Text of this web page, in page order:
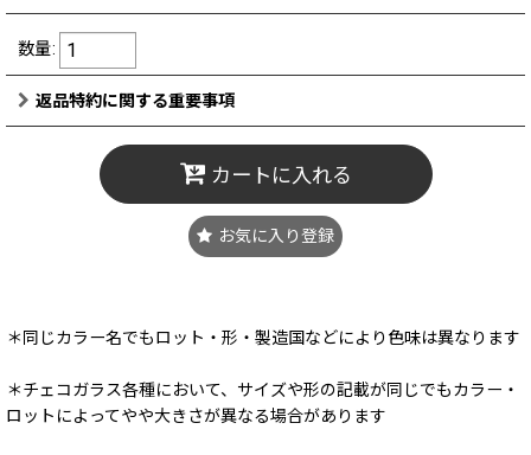
数量:
返品特約に関する重要事項
カートに入れる
お気に入り登録
＊同じカラー名でもロット・形・製造国などにより色味は異なります
＊チェコガラス各種において、サイズや形の記載が同じでもカラー・
ロットによってやや大きさが異なる場合があります